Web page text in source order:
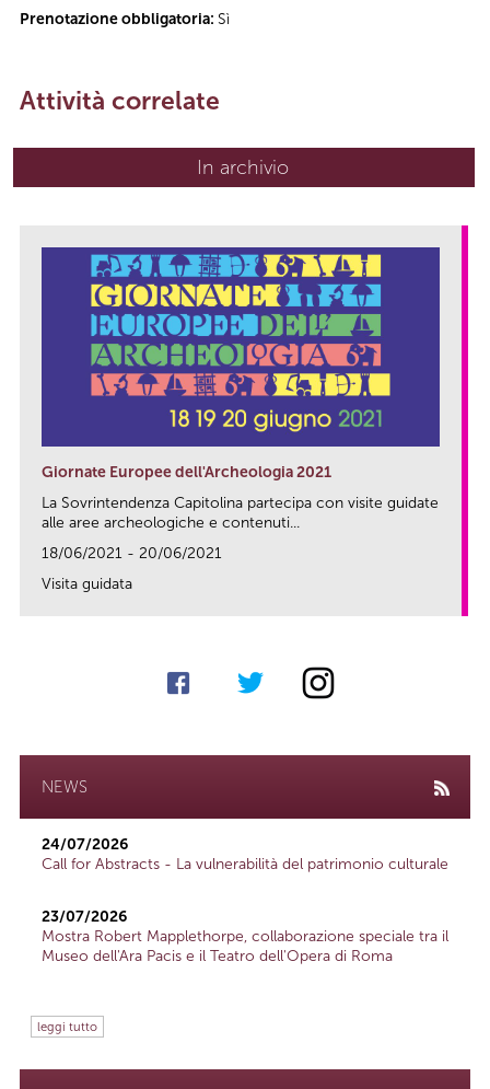
Prenotazione obbligatoria: Sì
Attività correlate
In archivio
Giornate Europee dell'Archeologia 2021
La Sovrintendenza Capitolina partecipa con visite guidate
alle aree archeologiche e contenuti...
18/06/2021 - 20/06/2021
Visita guidata
NEWS
24/07/2026
Call for Abstracts - La vulnerabilità del patrimonio culturale
23/07/2026
Mostra Robert Mapplethorpe, collaborazione speciale tra il
Museo dell'Ara Pacis e il Teatro dell'Opera di Roma
leggi tutto